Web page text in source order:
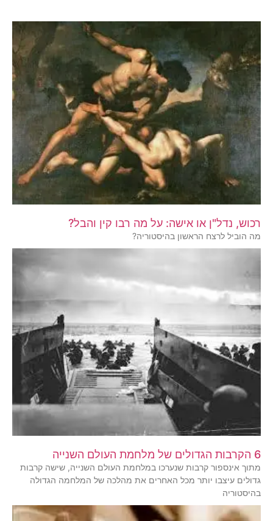
רכוש, נדל"ן או אישה: על מה רבו קין והבל?
מה הוביל לרצח הראשון בהיסטוריה?
6 הקרבות הגדולים של מלחמת העולם השנייה
מתוך אינספור קרבות שנערכו במלחמת העולם השנייה, שישה קרבות
גדולים עיצבו יותר מכל האחרים את מהלכה של המלחמה הגדולה
בהיסטוריה